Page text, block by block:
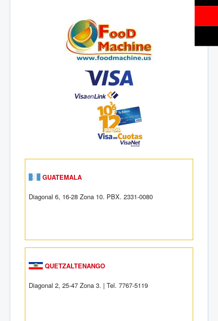
GUATEMALA
Diagonal 6, 16-28 Zona 10. PBX. 2331-0080
QUETZALTENANGO
Diagonal 2, 25-47 Zona 3. | Tel. 7767-5119